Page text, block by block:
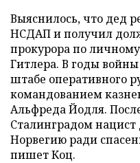
Выяснилось, что дед
НСДАП и получил
прокурора по
Гитлера. В годы
штабе оперативного
командованием
Альфреда Йодля.
Сталинградом нацист
Норвегию ради
пишет Коц.